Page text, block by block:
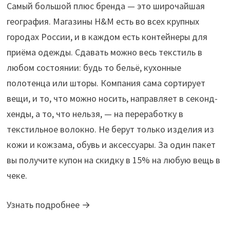
Самый большой плюс бренда — это широчайшая
география. Магазины H&M есть во всех крупных
городах России, и в каждом есть контейнеры для
приёма одежды. Сдавать можно весь текстиль в
любом состоянии: будь то бельё, кухонные
полотенца или шторы. Компания сама сортирует
вещи, и то, что можно носить, направляет в секонд-
хенды, а то, что нельзя, — на переработку в
текстильное волокно. Не берут только изделия из
кожи и кожзама, обувь и аксессуары. За один пакет
вы получите купон на скидку в 15% на любую вещь в
чеке.
Узнать подробнее →